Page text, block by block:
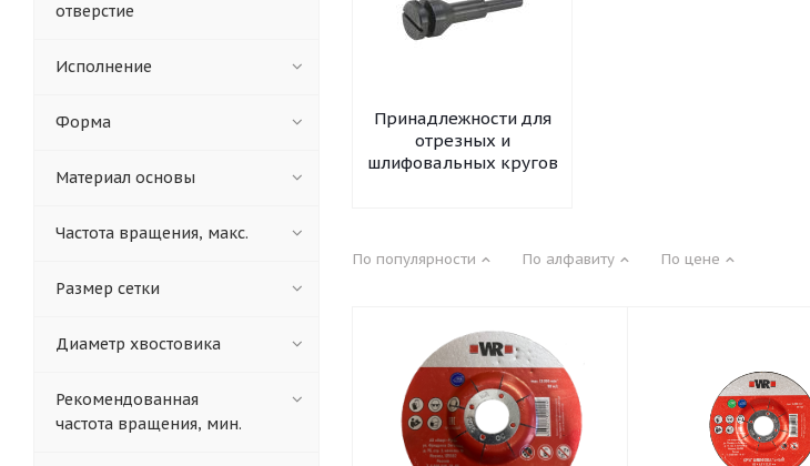
Принадлежности для
отрезных и
шлифовальных кругов
По популярности По алфавиту По цене
отверстие
Исполнение
Форма
Материал основы
Частота вращения, макс.
Размер сетки
Диаметр хвостовика
Рекомендованная
частота вращения, мин.